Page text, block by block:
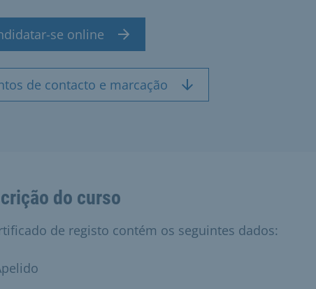
se online
de contacto e marcação
do curso
de registo contém os seguintes dados: